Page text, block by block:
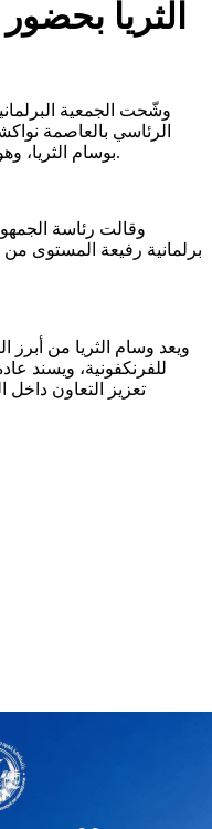
الثريا
وشّحت الجمعية
الرئاسي بالعاصمة
بوسام الثريا، وهو أحد أرفع الأوسمة التي تمنحها الجمعية.
وقالت رئاسة
برلمانية رفيعة المستوى
ويعد وسام الثريا من أبرز
للفرنكفونية، ويسند
تعزيز التعاون داخل